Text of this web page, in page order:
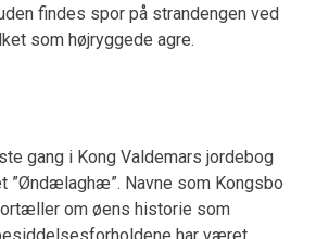
findes spor på strandengen ved
som højryggede agre.
gang i Kong Valdemars jordebog
”Øndælaghæ”. Navne som Kongsbo
om øens historie som